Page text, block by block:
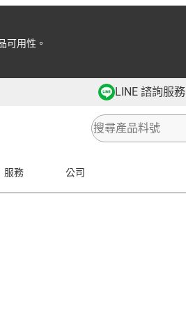
可用性。
LINE 諮詢服務
服務 公司